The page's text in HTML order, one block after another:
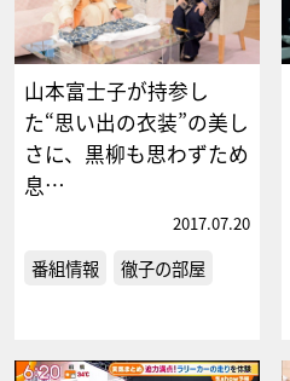
山本富士子が持参し
た“思い出の衣装”の美し
さに、黒柳も思わずため
息…
2017.07.20
番組情報 徹子の部屋